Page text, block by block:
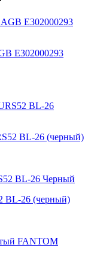
E302000293
BL-26 (черный)
BL-26 (черный)